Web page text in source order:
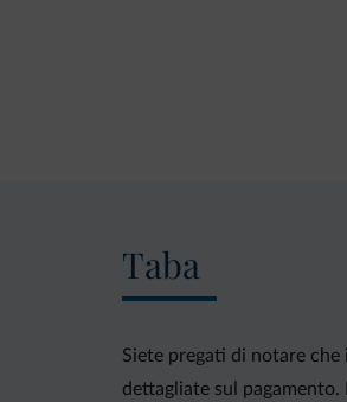
Taba
Siete pregati di notare
dettagliate sul